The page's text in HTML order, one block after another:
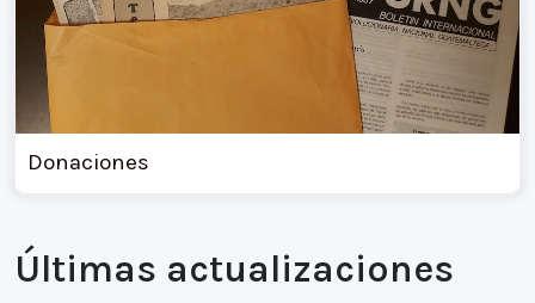
Donaciones
Últimas actualizaciones